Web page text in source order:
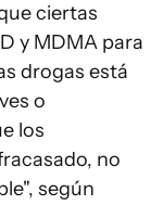
ciertas
y MDMA para
drogas está
o
los
no
según